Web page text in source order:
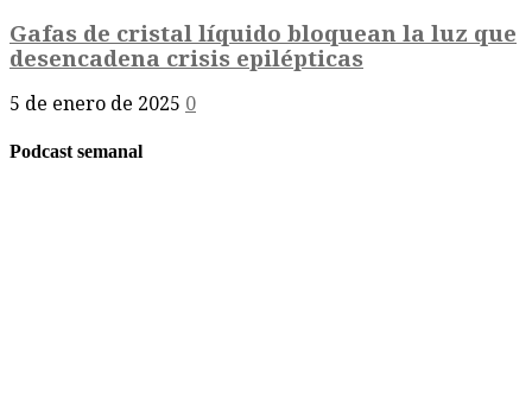
Gafas de cristal líquido bloquean la luz que
desencadena crisis epilépticas
5 de enero de 2025 0
Podcast semanal